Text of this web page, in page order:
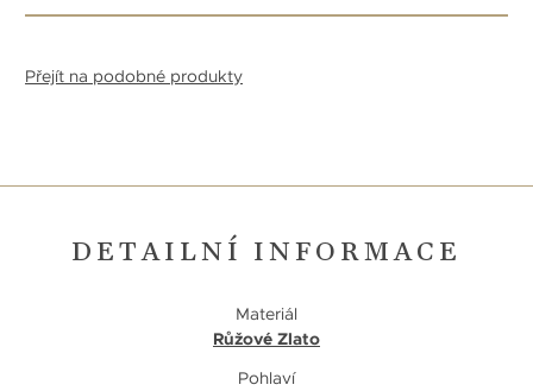
Přejít na podobné produkty
DETAILNÍ INFORMACE
Materiál
Růžové Zlato
Pohlaví